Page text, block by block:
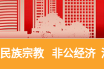
民族宗教 非公经济